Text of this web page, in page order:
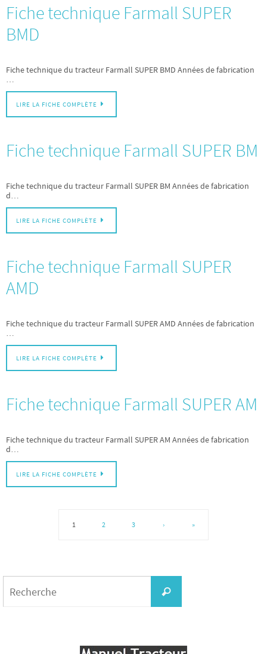
Fiche technique Farmall SUPER
BMD
Fiche technique du tracteur Farmall SUPER BMD Années de fabrication
…
LIRE LA FICHE COMPLÈTE
Fiche technique Farmall SUPER BM
Fiche technique du tracteur Farmall SUPER BM Années de fabrication
d…
LIRE LA FICHE COMPLÈTE
Fiche technique Farmall SUPER
AMD
Fiche technique du tracteur Farmall SUPER AMD Années de fabrication
…
LIRE LA FICHE COMPLÈTE
Fiche technique Farmall SUPER AM
Fiche technique du tracteur Farmall SUPER AM Années de fabrication
d…
LIRE LA FICHE COMPLÈTE
1 2 3 › »
Recherche